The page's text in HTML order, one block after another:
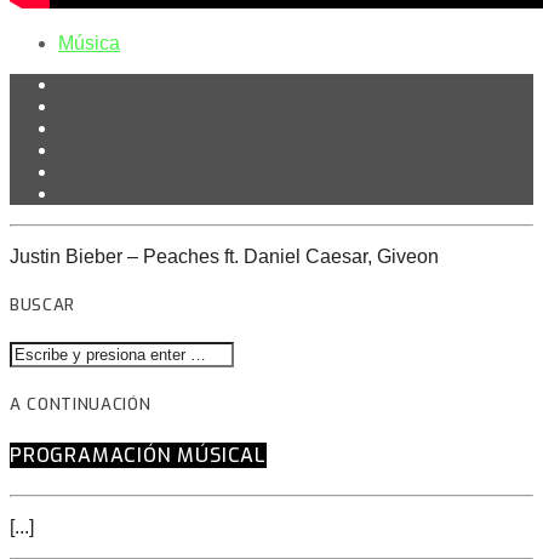
Música
Justin Bieber – Peaches ft. Daniel Caesar, Giveon
BUSCAR
A CONTINUACIÓN
PROGRAMACIÓN MÚSICAL
[...]